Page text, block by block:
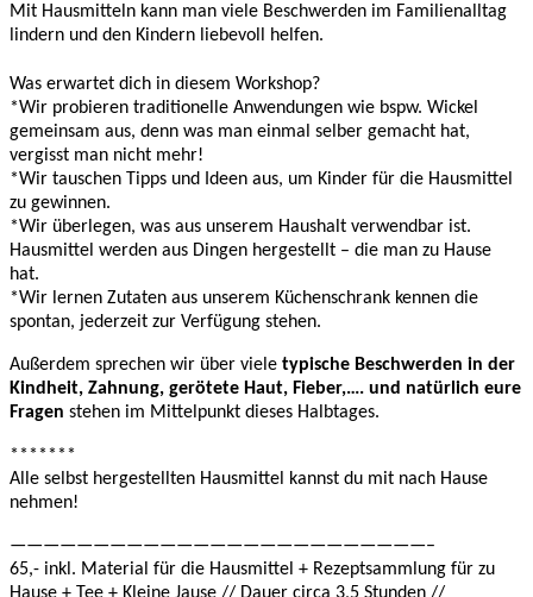
Mit Hausmitteln kann man viele Beschwerden im Familienalltag
lindern und den Kindern liebevoll helfen.
Was erwartet dich in diesem Workshop?
*Wir probieren traditionelle Anwendungen wie bspw. Wickel
gemeinsam aus, denn was man einmal selber gemacht hat,
vergisst man nicht mehr!
*Wir tauschen Tipps und Ideen aus, um Kinder für die Hausmittel
zu gewinnen.
*Wir überlegen, was aus unserem Haushalt verwendbar ist.
Hausmittel werden aus Dingen hergestellt – die man zu Hause
hat.
*Wir lernen Zutaten aus unserem Küchenschrank kennen die
spontan, jederzeit zur Verfügung stehen.
Außerdem sprechen wir über viele typische Beschwerden in der
Kindheit, Zahnung, gerötete Haut, Fieber,…. und natürlich eure
Fragen stehen im Mittelpunkt dieses Halbtages.
*******
Alle selbst hergestellten Hausmittel kannst du mit nach Hause
nehmen!
—————————————————————————–
65,- inkl. Material für die Hausmittel + Rezeptsammlung für zu